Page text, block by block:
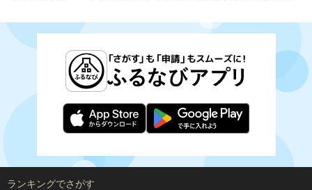
ランキングでさがす